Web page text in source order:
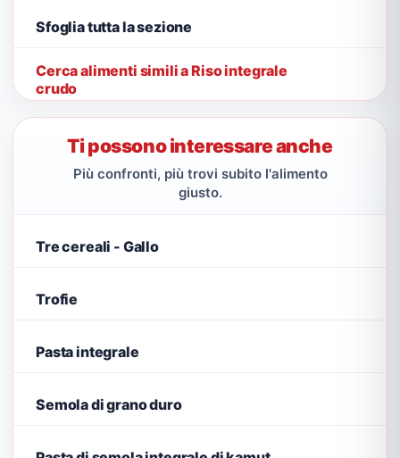
Sfoglia tutta la sezione
Cerca alimenti simili a Riso integrale
crudo
Ti possono interessare anche
Più confronti, più trovi subito l'alimento
giusto.
Tre cereali - Gallo
Trofie
Pasta integrale
Semola di grano duro